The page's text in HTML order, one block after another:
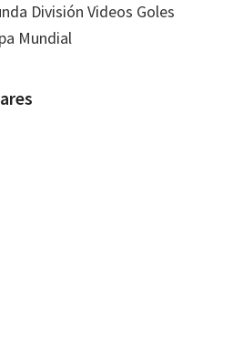
División Videos Goles
Mundial